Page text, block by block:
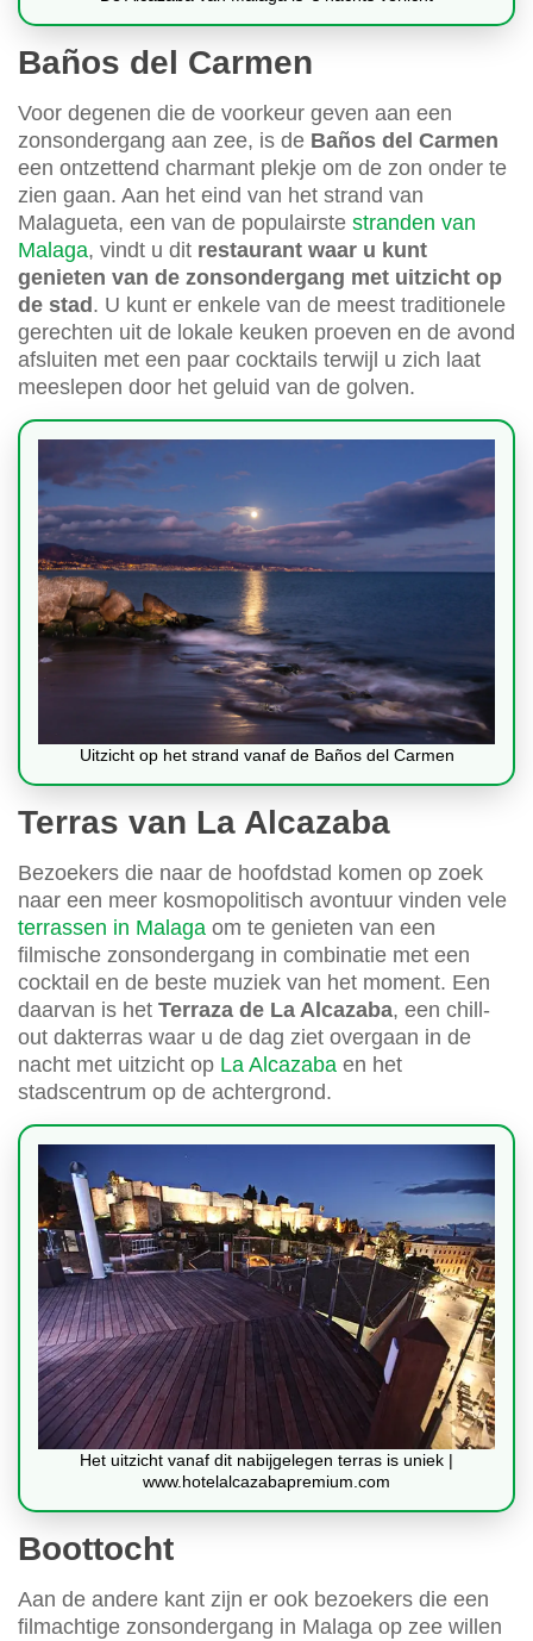
Baños del Carmen
Voor degenen die de voorkeur geven aan een
zonsondergang aan zee, is de Baños del Carmen
een ontzettend charmant plekje om de zon onder te
zien gaan. Aan het eind van het strand van
Malagueta, een van de populairste stranden van
Malaga, vindt u dit restaurant waar u kunt
genieten van de zonsondergang met uitzicht op
de stad . U kunt er enkele van de meest traditionele
gerechten uit de lokale keuken proeven en de avond
afsluiten met een paar cocktails terwijl u zich laat
meeslepen door het geluid van de golven.
Uitzicht op het strand vanaf de Baños del Carmen
Terras van La Alcazaba
Bezoekers die naar de hoofdstad komen op zoek
naar een meer kosmopolitisch avontuur vinden vele
terrassen in Malaga om te genieten van een
filmische zonsondergang in combinatie met een
cocktail en de beste muziek van het moment. Een
daarvan is het Terraza de La Alcazaba, een chill-
out dakterras waar u de dag ziet overgaan in de
nacht met uitzicht op La Alcazaba en het
stadscentrum op de achtergrond.
Het uitzicht vanaf dit nabijgelegen terras is uniek |
www.hotelalcazabapremium.com
Boottocht
Aan de andere kant zijn er ook bezoekers die een
filmachtige zonsondergang in Malaga op zee willen